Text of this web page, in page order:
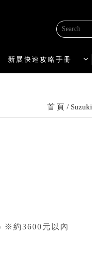
新展快速攻略手冊
首 頁 Suzuki
※約3600元以內